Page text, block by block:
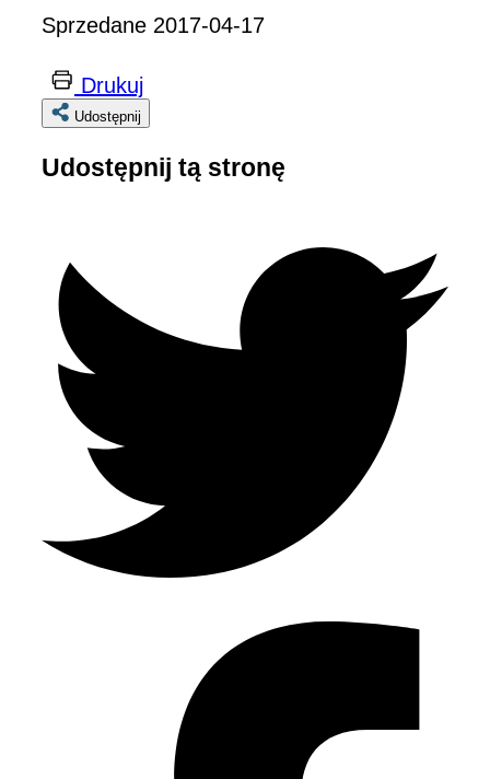
Sprzedane 2017-04-17
Drukuj
Udostępnij
Udostępnij tą stronę